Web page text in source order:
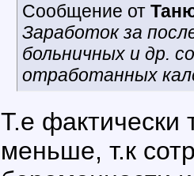
Сообщение от
Заработок за
больничных и др.
отработанных
Т.е фактически
меньше, т.к